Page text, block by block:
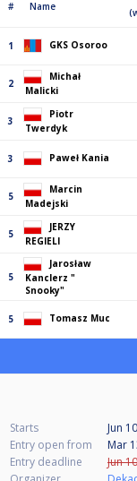
# Name
1 GKS Osoroo
2
Michał
Malicki
3
Piotr
Twerdyk
3 Paweł Kania
5
Marcin
Madejski
5
JERZY
REGIELI
5
Jarosław
Kanclerz "
Snooky"
5 Tomasz Muc
Starts Jun
Entry open from
Mar
Entry deadline
Jun